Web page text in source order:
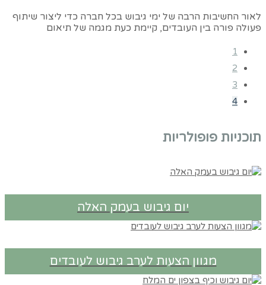
לאור החשיבות הרבה של ימי גיבוש בכל חברה כדי ליצור שיתוף
פעולה פורה בין העובדים, קיימת כעת מגמה של תיאום
1
2
3
4
תוכניות פופולריות
יום גיבוש בעמק האלה
מגוון הצעות לערב גיבוש לעובדים